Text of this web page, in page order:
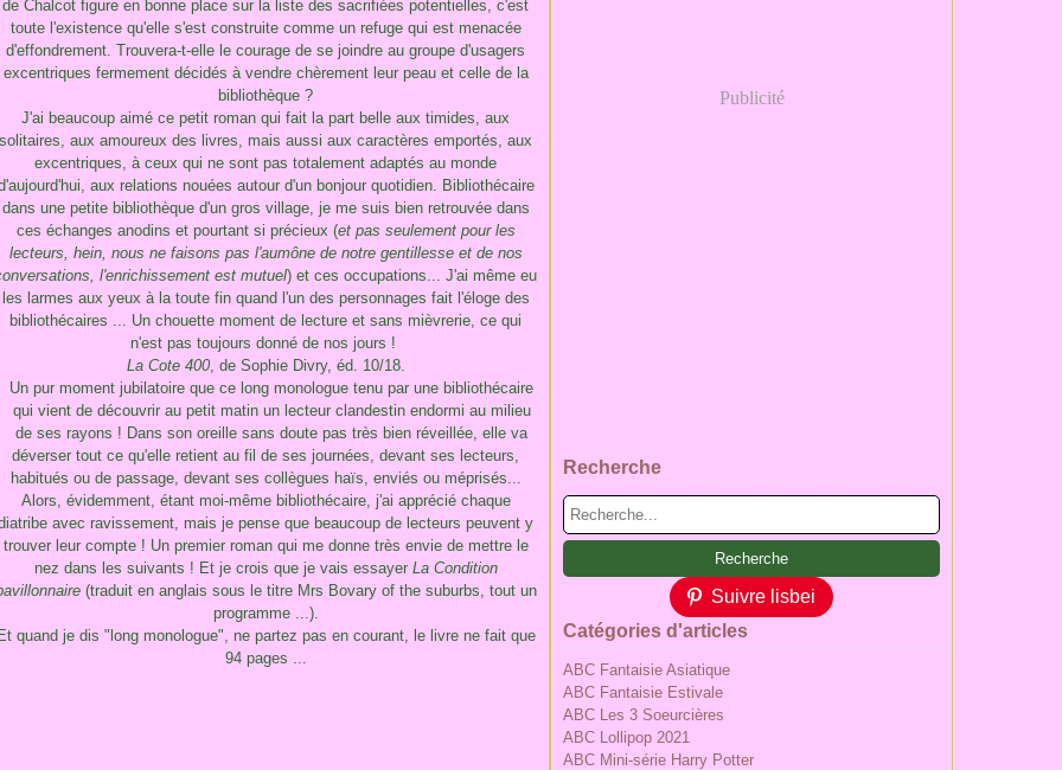
de Chalcot figure en bonne place sur la liste des sacrifiées potentielles, c'est
toute l'existence qu'elle s'est construite comme un refuge qui est menacée
d'effondrement. Trouvera-t-elle le courage de se joindre au groupe d'usagers
excentriques fermement décidés à vendre chèrement leur peau et celle de la
bibliothèque ?
J'ai beaucoup aimé ce petit roman qui fait la part belle aux timides, aux
solitaires, aux amoureux des livres, mais aussi aux caractères emportés, aux
excentriques, à ceux qui ne sont pas totalement adaptés au monde
aux relations nouées autour d'un bonjour quotidien. Bibliothécaire
dans une petite bibliothèque d'un gros village, je me suis bien retrouvée dans
ces échanges anodins et pourtant si précieux (et pas seulement pour les
lecteurs, hein, nous ne faisons pas l'aumône de notre gentillesse et de nos
l'enrichissement est mutuel) et ces occupations... J'ai même eu
les larmes aux yeux à la toute fin quand l'un des personnages fait l'éloge des
bibliothécaires ... Un chouette moment de lecture et sans mièvrerie, ce qui
n'est pas toujours donné de nos jours !
La Cote 400, de Sophie Divry, éd. 10/18.
Un pur moment jubilatoire que ce long monologue tenu par une bibliothécaire
qui vient de découvrir au petit matin un lecteur clandestin endormi au milieu
de ses rayons ! Dans son oreille sans doute pas très bien réveillée, elle va
déverser tout ce qu'elle retient au fil de ses journées, devant ses lecteurs,
habitués ou de passage, devant ses collègues haïs, enviés ou méprisés...
Alors, évidemment, étant moi-même bibliothécaire, j'ai apprécié chaque
avec ravissement, mais je pense que beaucoup de lecteurs peuvent y
trouver leur compte ! Un premier roman qui me donne très envie de mettre le
nez dans les suivants ! Et je crois que je vais essayer La Condition
(traduit en anglais sous le titre Mrs Bovary of the suburbs, tout un
programme ...).
quand je dis "long monologue", ne partez pas en courant, le livre ne fait que
94 pages ...
Publicité
Recherche
Suivre lisbei
Catégories d'articles
ABC Fantaisie Asiatique
ABC Fantaisie Estivale
ABC Les 3 Soeurcières
ABC Lollipop 2021
ABC Mini-série Harry Potter